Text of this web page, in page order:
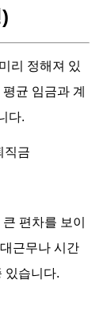
리 정해져 있
균 임금과 계
다.
직금
편차를 보이
근무나 시간
있습니다.